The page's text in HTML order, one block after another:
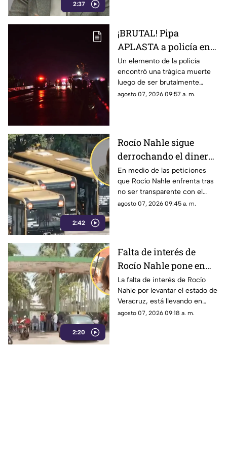
2:37
¡BRUTAL! Pipa
APLASTA a policía en
autopista de Veracruz;
filtran FOTO del cuerpo
Un elemento de la policía
encontró una trágica muerte
luego de ser brutalmente
atropellado por un pipa de gas
agosto 07, 2026 09:57 a. m.
2:42
Rocío Nahle sigue
derrochando el dinero
de los veracruzanos sin
dar explicaciones
En medio de las peticiones
que Rocío Nahle enfrenta tras
no ser transparente con el
recurso público, ya advirtió
agosto 07, 2026 09:45 a. m.
2:20
Falta de interés de
Rocío Nahle pone en
riesgo economía de
Veracruz; cierre de
ingenio lo exhibe
La falta de interés de Rocío
Nahle por levantar el estado de
Veracruz, está llevando en
picada a los veracruzanos
agosto 07, 2026 09:18 a. m.